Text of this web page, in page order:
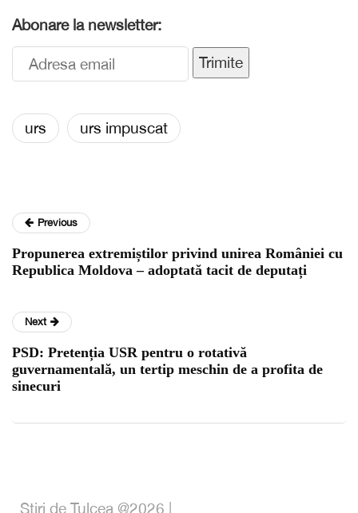
Abonare la newsletter:
Trimite
urs urs impuscat
Previous
Propunerea extremiștilor privind unirea României cu
Republica Moldova – adoptată tacit de deputați
Next
PSD: Pretenția USR pentru o rotativă
guvernamentală, un tertip meschin de a profita de
sinecuri
Stiri de Tulcea @2026 |